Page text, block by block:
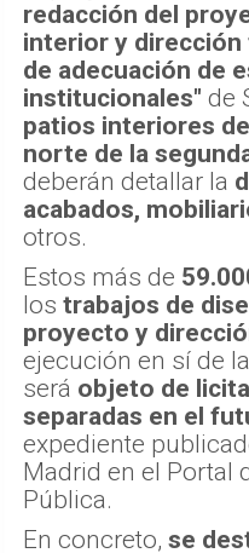
El proyecto,
redacción del
interior y dirección
de adecuación de
institucionales"de
patios interiores de
norte de la
deberán detallar la
acabados,
otros.
Estos más de
lostrabajos de
proyecto y
ejecución en sí de
seráobjeto de
separadas en el
expediente
Madrid en el Portal
Pública.